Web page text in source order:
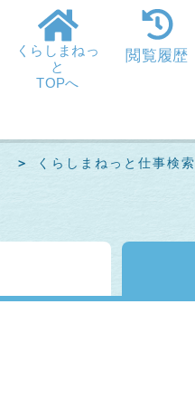
くらしまねっ
と
TOPへ
閲覧履歴
くらしまねっと仕事検索